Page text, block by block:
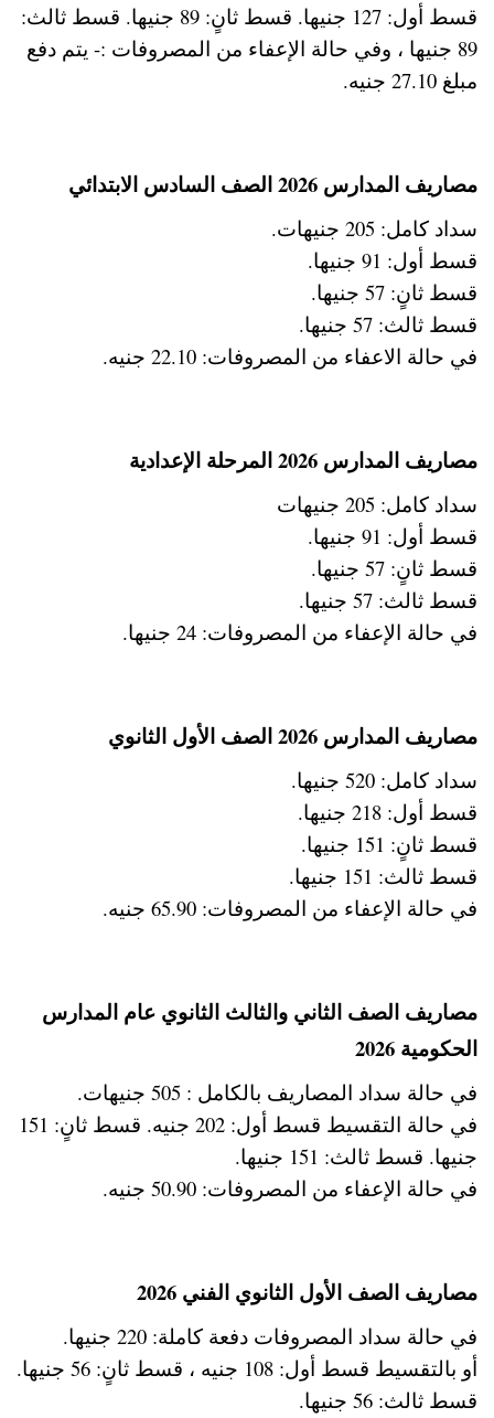
قسط أول: 127 جنيها. قسط ثانٍ: 89 جنيها. قسط ثالث:
89 جنيها ، وفي حالة الإعفاء من المصروفات :- يتم دفع
مبلغ 27.10 جنيه.
مصاريف المدارس 2026 الصف السادس الابتدائي
سداد كامل: 205 جنيهات.
قسط أول: 91 جنيها.
قسط ثانٍ: 57 جنيها.
قسط ثالث: 57 جنيها.
في حالة الاعفاء من المصروفات: 22.10 جنيه.
مصاريف المدارس 2026 المرحلة الإعدادية
سداد كامل: 205 جنيهات
قسط أول: 91 جنيها.
قسط ثانٍ: 57 جنيها.
قسط ثالث: 57 جنيها.
في حالة الإعفاء من المصروفات: 24 جنيها.
مصاريف المدارس 2026 الصف الأول الثانوي
سداد كامل: 520 جنيها.
قسط أول: 218 جنيها.
قسط ثانٍ: 151 جنيها.
قسط ثالث: 151 جنيها.
في حالة الإعفاء من المصروفات: 65.90 جنيه.
مصاريف الصف الثاني والثالث الثانوي عام المدارس
الحكومية 2026
في حالة سداد المصاريف بالكامل : 505 جنيهات.
في حالة التقسيط قسط أول: 202 جنيه. قسط ثانٍ: 151
جنيها. قسط ثالث: 151 جنيها.
في حالة الإعفاء من المصروفات: 50.90 جنيه.
مصاريف الصف الأول الثانوي الفني 2026
في حالة سداد المصروفات دفعة كاملة: 220 جنيها.
أو بالتقسيط قسط أول: 108 جنيه ، قسط ثانٍ: 56 جنيها.
قسط ثالث: 56 جنيها.